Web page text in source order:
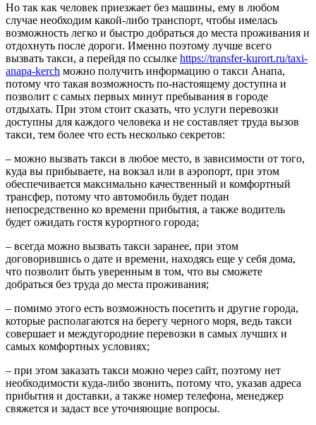
Но так как человек приезжает без машины, ему в любом
случае необходим какой-либо транспорт, чтобы имелась
возможность легко и быстро добраться до места проживания и
отдохнуть после дороги. Именно поэтому лучше всего
вызвать такси, а перейдя по ссылке https://transfer-kurort.ru/taxi-
anapa-kerch можно получить информацию о такси Анапа,
потому что такая возможность по-настоящему доступна и
позволит с самых первых минут пребывания в городе
отдыхать. При этом стоит сказать, что услуги перевозки
доступны для каждого человека и не составляет труда вызов
такси, тем более что есть несколько секретов:
– можно вызвать такси в любое место, в зависимости от того,
куда вы прибываете, на вокзал или в аэропорт, при этом
обеспечивается максимально качественный и комфортный
трансфер, потому что автомобиль будет подан
непосредственно ко времени прибытия, а также водитель
будет ожидать гостя курортного города;
– всегда можно вызвать такси заранее, при этом
договорившись о дате и времени, находясь еще у себя дома,
что позволит быть уверенным в том, что вы сможете
добраться без труда до места проживания;
– помимо этого есть возможность посетить и другие города,
которые располагаются на берегу черного моря, ведь такси
совершает и междугородние перевозки в самых лучших и
самых комфортных условиях;
– при этом заказать такси можно через сайт, поэтому нет
необходимости куда-либо звонить, потому что, указав адреса
прибытия и доставки, а также номер телефона, менеджер
свяжется и задаст все уточняющие вопросы.